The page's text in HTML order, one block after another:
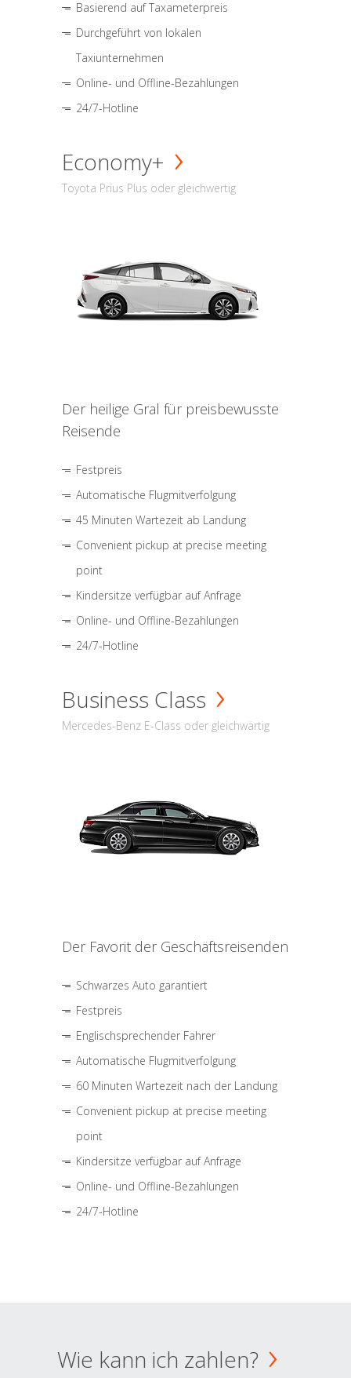
Basierend auf Taxameterpreis
Durchgeführt von lokalen
Taxiunternehmen
Online- und Offline-Bezahlungen
24/7-Hotline
Economy+
Toyota Prius Plus oder gleichwertig
Der heilige Gral für preisbewusste
Reisende
Festpreis
Automatische Flugmitverfolgung
45 Minuten Wartezeit ab Landung
Convenient pickup at precise meeting
point
Kindersitze verfügbar auf Anfrage
Online- und Offline-Bezahlungen
24/7-Hotline
Business Class
Mercedes-Benz E-Class oder gleichwärtig
Der Favorit der Geschäftsreisenden
Schwarzes Auto garantiert
Festpreis
Englischsprechender Fahrer
Automatische Flugmitverfolgung
60 Minuten Wartezeit nach der Landung
Convenient pickup at precise meeting
point
Kindersitze verfügbar auf Anfrage
Online- und Offline-Bezahlungen
24/7-Hotline
Wie kann ich zahlen?